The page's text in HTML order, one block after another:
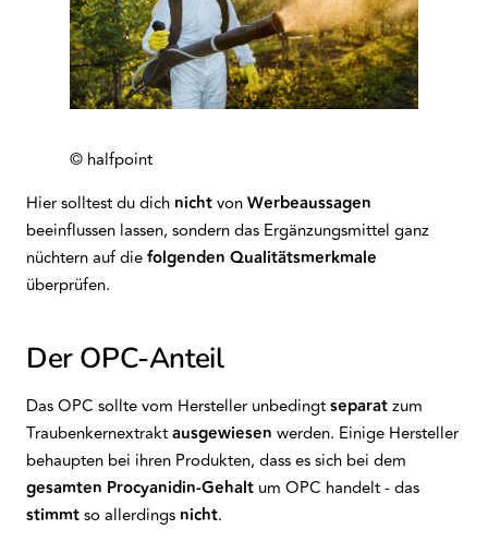
© halfpoint
Hier solltest du dich nichtvonWerbeaussagen
beeinflussen lassen, sondern das Ergänzungsmittel ganz
nüchtern auf diefolgenden Qualitätsmerkmale
überprüfen.
Der OPC-Anteil
Das OPC sollte vom Hersteller unbedingtseparatzum
Traubenkernextraktausgewiesen werden. Einige Hersteller
behaupten bei ihren Produkten, dass es sich bei dem
gesamten Procyanidin-Gehalt um OPC handelt - das
stimmtso allerdings nicht.